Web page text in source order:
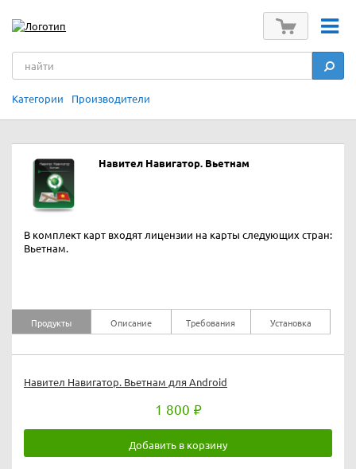
Категории Производители
Навител Навигатор. Вьетнам
В комплект карт входят лицензии на карты следующих стран:
Вьетнам.
Продукты Описание Требования Установка
Навител Навигатор. Вьетнам для Android
1 800
Добавить в корзину